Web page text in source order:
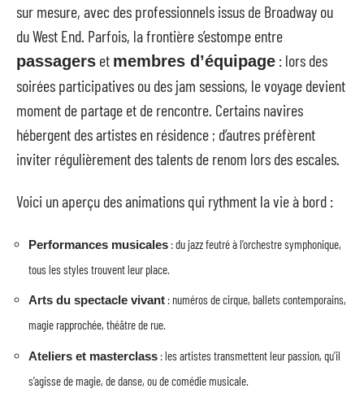
sur mesure, avec des professionnels issus de Broadway ou
du West End. Parfois, la frontière s’estompe entre
passagers et membres d’équipage : lors des
soirées participatives ou des jam sessions, le voyage devient
moment de partage et de rencontre. Certains navires
hébergent des artistes en résidence ; d’autres préfèrent
inviter régulièrement des talents de renom lors des escales.
Voici un aperçu des animations qui rythment la vie à bord :
Performances musicales : du jazz feutré à l’orchestre symphonique,
tous les styles trouvent leur place.
Arts du spectacle vivant : numéros de cirque, ballets contemporains,
magie rapprochée, théâtre de rue.
Ateliers et masterclass : les artistes transmettent leur passion, qu’il
s’agisse de magie, de danse, ou de comédie musicale.